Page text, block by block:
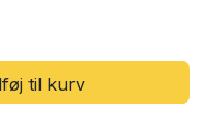
til kurv